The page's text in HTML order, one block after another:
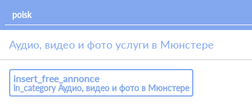
Аудио, видео и фото услуги в Мюнстере
insert_free_annonce
in_category Аудио, видео и фото в Мюнстере